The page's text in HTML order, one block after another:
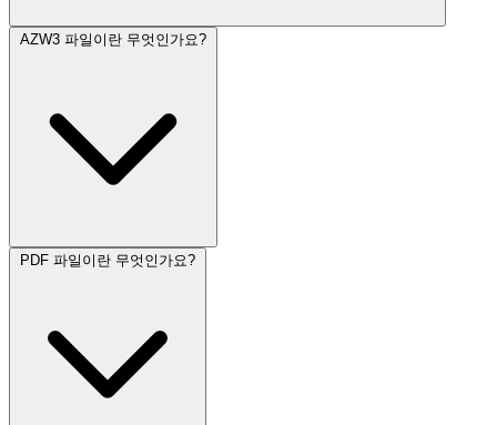
AZW3 파일이란 무엇인가요?
PDF 파일이란 무엇인가요?